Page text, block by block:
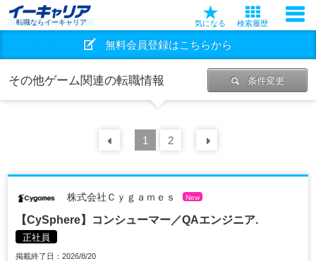
転職ならイーキャリア 気になる 検索履歴
無料会員登録はこちらから
その他ゲーム関連の転職情報 条件変更
前の 30
1 2
株式会社Ｃｙｇａｍｅｓ New
【CySphere】コンシューマー／QAエンジニア.
正社員
掲載終了日：2026/8/20